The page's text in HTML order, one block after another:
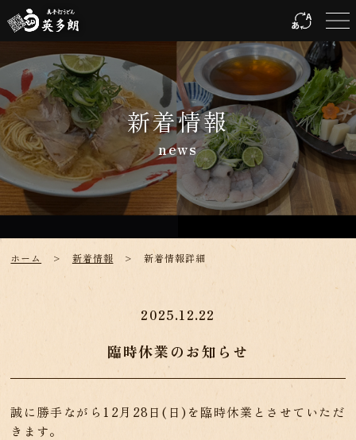
新着情報
news
ホーム > 新着情報 > 新着情報詳細​​​​​​​​​​​​​​
2025.12.22
臨時休業のお知らせ
誠に勝手ながら12月28日(日)を臨時休業とさせていただ
きます。